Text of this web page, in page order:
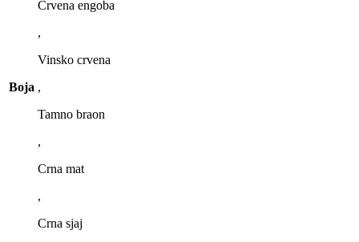
Boja
Crvena engoba
,
Vinsko crvena
,
Tamno braon
,
Crna mat
,
Crna sjaj